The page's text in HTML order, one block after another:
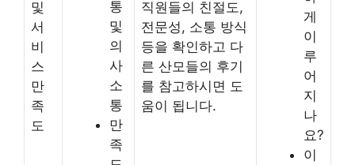
및
서
비
스
만
족
도
통
및
의
사
소
통
만
족
직원들의 친절도,
전문성, 소통 방식
등을 확인하고 다
른 산모들의 후기
를 참고하시면 도
움이 됩니다.
게
이
루
어
지
나
요?
이